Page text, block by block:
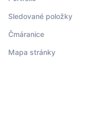
Sledované položky
Čmáranice
Mapa stránky